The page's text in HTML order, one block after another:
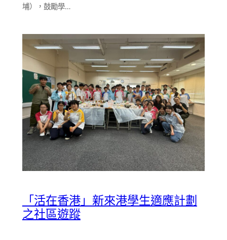
埔），鼓勵學…
「活在香港」新來港學生適應計劃
之社區遊蹤